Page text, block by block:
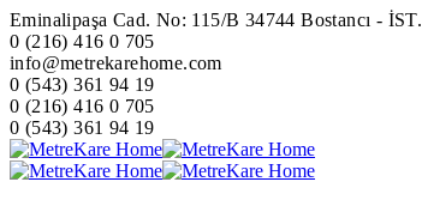
Eminalipaşa Cad. No: 115/B 34744 Bostancı - İST.
0 (216) 416 0 705
info@metrekarehome.com
0 (543) 361 94 19
0 (216) 416 0 705
0 (543) 361 94 19